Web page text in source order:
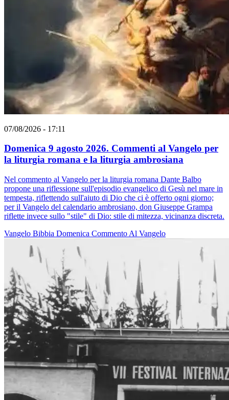
07/08/2026 - 17:11
Domenica 9 agosto 2026. Commenti al Vangelo per
la liturgia romana e la liturgia ambrosiana
Nel commento al Vangelo per la liturgia romana Dante Balbo
propone una riflessione sull'episodio evangelico di Gesù nel mare in
tempesta, riflettendo sull'aiuto di Dio che ci è offerto ogni giorno;
per il Vangelo del calendario ambrosiano, don Giuseppe Grampa
riflette invece sullo "stile" di Dio: stile di mitezza, vicinanza discreta.
Vangelo Bibbia Domenica Commento Al Vangelo